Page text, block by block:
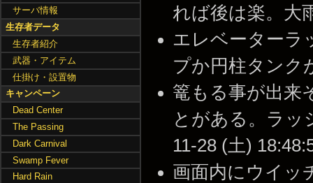
れば後は楽。大
エレベーターラ
プか円柱タンク
篭もる事が出来
とがある。ラッ
11-28 (土)
画面内にウイッ
サーバ情報
生存者データ
生存者紹介
武器・アイテム
仕掛け・設置物
キャンペーン
Dead Center
The Passing
Dark Carnival
Swamp Fever
Hard Rain